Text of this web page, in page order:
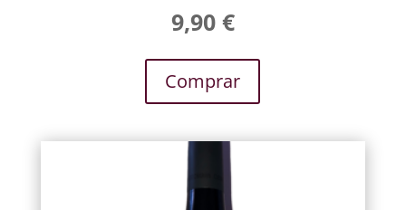
9,90 €
Comprar